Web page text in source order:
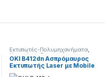
Εκτυπωτές-Πολυμηχανήματα,
Καινούριοι Εκτυπωτές-
Πολυμηχανήματα
OKI B412dn Ασπρόμαυρος
Εκτυπωτής Laser με Mobile
Print